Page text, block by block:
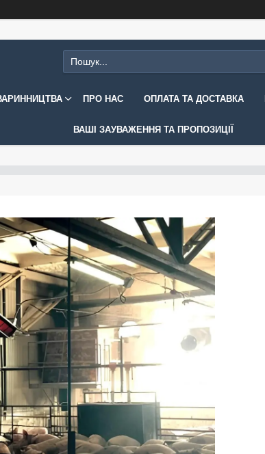
ПРО НАС ОПЛАТА ТА ДОСТАВКА
ВАШІ ЗАУВАЖЕННЯ ТА ПРОПОЗИЦІЇ